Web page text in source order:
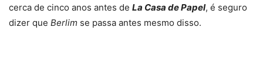
cerca de cinco anos antes de La Casa de Papel, é seguro
dizer que Berlim se passa antes mesmo disso.